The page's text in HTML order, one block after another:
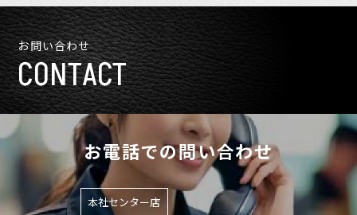
お問い合わせ
CONTACT
お電話での問い合わせ
本社センター店